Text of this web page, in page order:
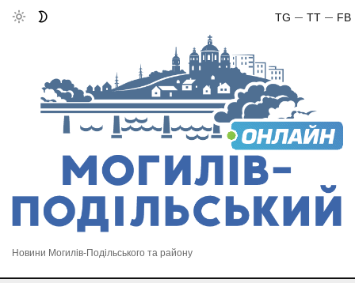
FB
TT
TG
Новини Могилів-Подільського та району